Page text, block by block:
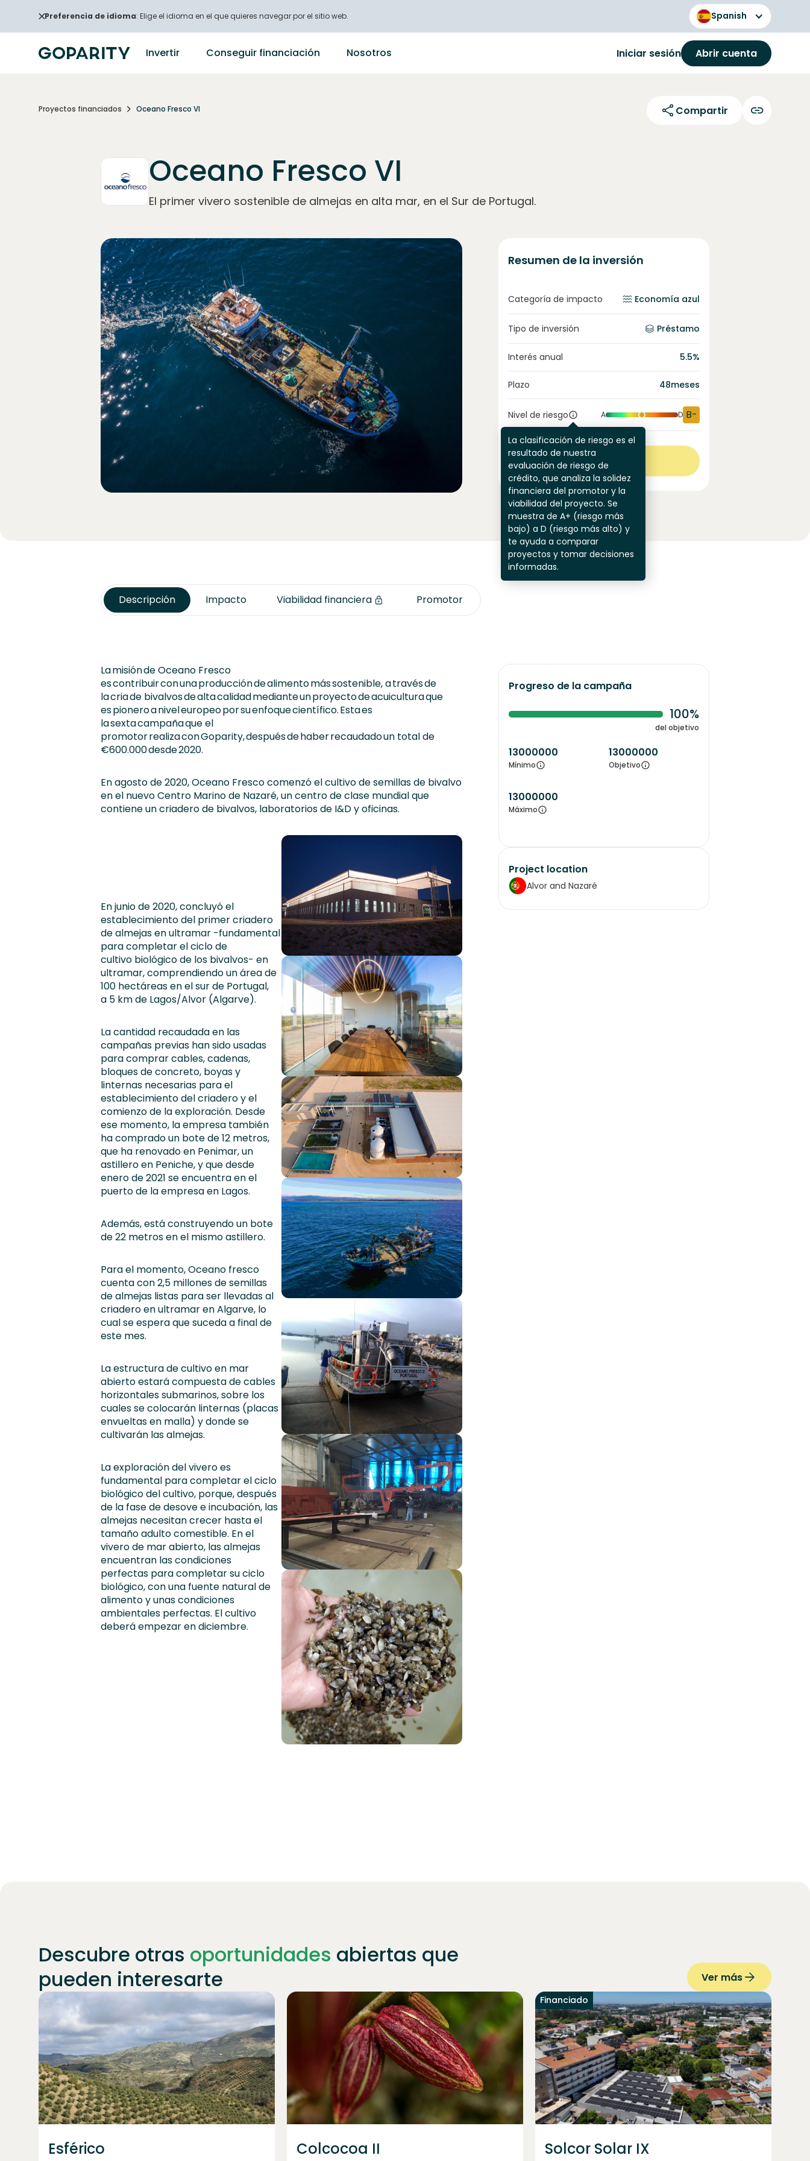
Preferencia de idioma: Elige el idioma en el que quieres navegar por el sitio web. Spanish
Invertir Conseguir financiación Nosotros Iniciar sesión Abrir cuenta
Proyectos financiados Oceano Fresco VI Compartir
Oceano Fresco VI
El primer vivero sostenible de almejas en alta mar, en el Sur de Portugal.
Resumen de la inversión
Categoría de impacto Economía azul
Tipo de inversión Préstamo
Interés anual 5.5%
Plazo 48meses
Nivel de riesgo
La clasificación de riesgo es el
resultado de nuestra
evaluación de riesgo de
crédito, que analiza la solidez
financiera del promotor y la
viabilidad del proyecto. Se
muestra de A+ (riesgo más
bajo) a D (riesgo más alto) y
te ayuda a comparar
proyectos y tomar decisiones
informadas.
A D B-
Ver más
Descripción Impacto Viabilidad financiera Promotor
La misión deOceanoFresco
es contribuir con una producción de alimento más sostenible, a través de
lacriade bivalvosde alta calidad mediante un proyecto de acuicultura que
es pionero a nivel europeo por su enfoque científico. Esta es
la sexta campaña que el
promotor realiza conGoparity, después de haber recaudado un total de
€600.000 desde 2020.
En agosto de 2020,OceanoFresco comenzó el cultivo de semillas de bivalvo
en el nuevo Centro Marino de Nazaré, un centro de clase mundial que
contiene un criadero de bivalvos, laboratorios de I&D y oficinas.
En junio de 2020, concluyóel
establecimiento del primer criadero
de almejas en ultramar -fundamental
paracompletar el ciclo de
cultivo biológico de los bivalvos- en
ultramar, comprendiendo un área de
100 hectáreas en el sur de Portugal,
a 5 km de Lagos/Alvor(Algarve).
La cantidad recaudada en las
campañas previas han sido usadas
para comprar cables, cadenas,
bloques de concreto, boyasy
linternas necesarias para el
establecimiento del criadero y el
comienzo de la exploración. Desde
ese momento, la empresa también
ha compradoun bote de 12 metros,
que ha renovado en Penimar, un
astillero en Peniche, y que desde
enero de 2021 se encuentra en el
puerto de la empresa en Lagos.
Además, está construyendo un bote
de 22 metros en el mismo astillero.
Para el momento,Oceanofresco
cuenta con 2,5 millones de semillas
de almejas listas para ser llevadas al
criadero en ultramaren Algarve, lo
cual se espera que suceda a final de
este mes.
La estructura de cultivo en mar
abierto estará compuesta de cables
horizontales submarinos, sobre los
cuales se colocarán linternas (placas
envueltas en malla) y donde se
cultivarán las almejas.
La exploración del vivero es
fundamental para completar el ciclo
biológico del cultivo, porque, después
de la fase de desove e incubación, las
almejas necesitan crecer hasta el
tamaño adulto comestible. En el
vivero de mar abierto, las almejas
encuentran las condiciones
perfectas para completar su ciclo
biológico, con una fuente natural de
alimento y unas condiciones
ambientales perfectas. El cultivo
deberá empezar en diciembre.
Progreso de la campaña
100%
del objetivo
13000000
Mínimo
13000000
Objetivo
13000000
Máximo
Project location
Alvor and Nazaré
Descubre otras oportunidades abiertas que
pueden interesarte
Ver más
Únete a
Esférico
inversores
Colcocoa II
Financiado
Solcor Solar IX